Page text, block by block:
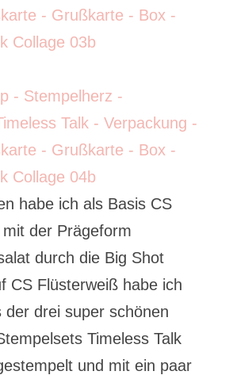
habe ich als Basis CS
der Prägeform
durch die Big Shot
CS Flüsterweiß habe ich
der drei super schönen
Timeless Talk
und mit ein paar